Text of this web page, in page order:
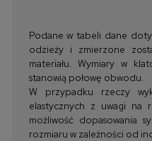
Podane w tabeli dane
odzieży i zmierzone
materiału. Wymiary w
stanowią połowę obwodu.
W przypadku rzeczy
elastycznych z uwagi na
możliwość dopasowania
rozmiaru w zależności od